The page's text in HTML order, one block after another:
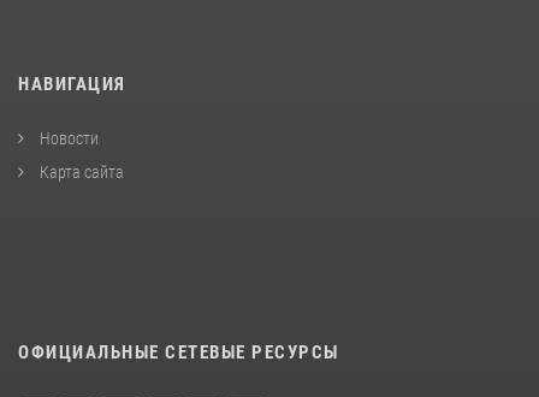
НАВИГАЦИЯ
Новости
Карта сайта
ОФИЦИАЛЬНЫЕ СЕТЕВЫЕ РЕСУРСЫ